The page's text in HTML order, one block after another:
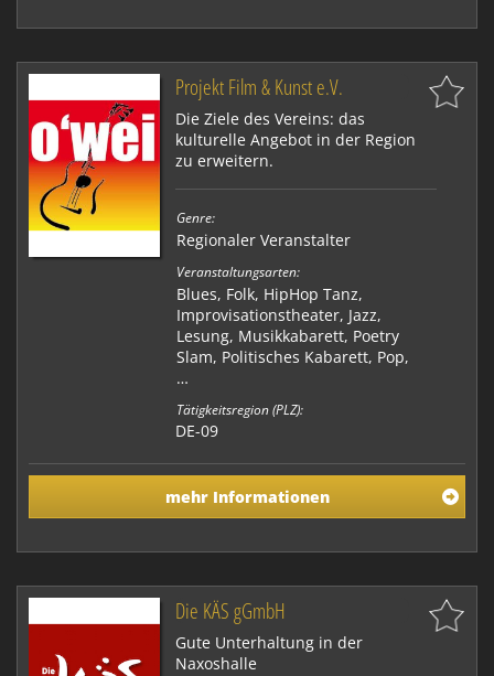
Projekt Film & Kunst e.V.
Die Ziele des Vereins: das
kulturelle Angebot in der Region
zu erweitern.
Genre:
Regionaler Veranstalter
Veranstaltungsarten:
Blues, Folk, HipHop Tanz,
Improvisationstheater, Jazz,
Lesung, Musikkabarett, Poetry
Slam, Politisches Kabarett, Pop,
…
Tätigkeitsregion (PLZ):
DE-09
mehr Informationen
Die KÄS gGmbH
Gute Unterhaltung in der
Naxoshalle